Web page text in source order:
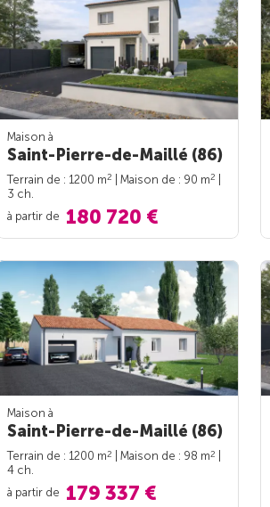
Maison à
Saint-Pierre-de-Maillé (86)
Terrain de : 1200 m2 | Maison de : 90 m2
3 ch.
à partir de 180 720 €
Maison à
Saint-Pierre-de-Maillé (86)
Terrain de : 1200 m2 | Maison de : 98 m2
4 ch.
à partir de 179 337 €